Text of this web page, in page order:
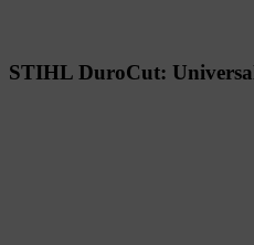
STIHL DuroCut: